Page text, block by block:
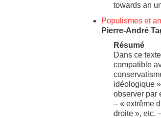
towards an
Populismes et
Pierre-André
Résumé
Dans ce
compatible
idéologique
observer par
– « extrême
droite », etc.